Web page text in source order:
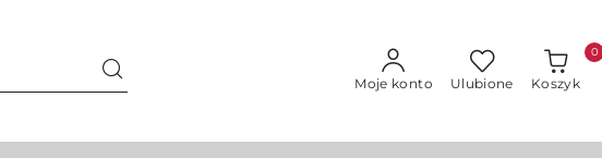
Moje konto Ulubione Koszyk
0